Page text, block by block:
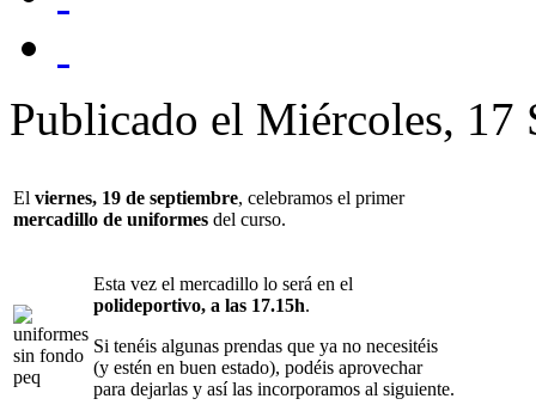
Publicado el Miércoles, 17
El viernes, 19 de septiembre, celebramos el primer
mercadillo de uniformes del curso.
Esta vez el mercadillo lo será en el
polideportivo, a las 1​7​.15h.
Si tenéis algunas prendas que ya no necesitéis
(y estén en buen estado), podéis aprovechar
para dejarlas y así las incorporamos al siguiente.